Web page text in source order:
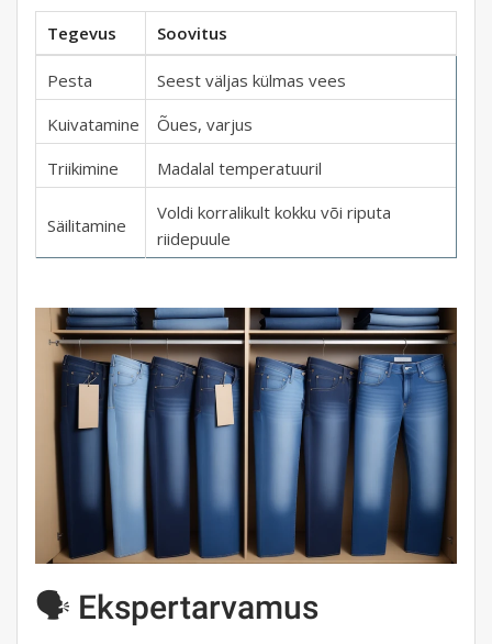
Tegevus Soovitus
Pesta
Seest väljas külmas vees
Kuivatamine
Õues, varjus
Triikimine
Madalal temperatuuril
Säilitamine
Voldi korralikult kokku või riputa
riidepuule
🗣️ Ekspertarvamus